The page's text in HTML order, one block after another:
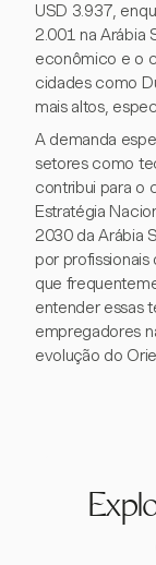
USD 3.937,
2.001 na Arábia
econômico e o
cidades como
mais altos,
A demanda
setores como
contribui para o
Estratégia
2030 da Arábia
por
que
entender essas
empregadores
evolução do